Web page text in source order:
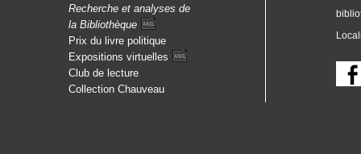
Recherche et analyses de
la Bibliothèque
Prix du livre politique
Expositions virtuelles
Club de lecture
Collection Chauveau